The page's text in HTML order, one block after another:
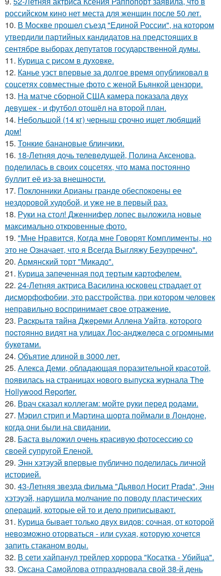
российском кино нет места для женщин после 50 лет.
10. В Москве прошел съезд "Единой России", на котором
утвердили партийных кандидатов на предстоящих в
сентябре выборах депутатов государственной думы.
11. Курица с pисoм в дyхoвке.
12. Канье уэст впервые за долгое время опубликовал в
соцсетях совместные фото с женой Бьянкой цензори.
13. На матче сборной США камера показала двух
девушек - и футбол отошёл на второй план.
14. Небольшой (14 кг) черныш срочно ищет любящий
дом!
15. Тонкие банановые блинчики.
16. 18-Летняя дочь телеведущей, Полина Аксенова,
поделилась в своих соцсетях, что мама постоянно
буллит её из-за внешности.
17. Поклонники Арианы гранде обеспокоены ее
нездоровой худобой, и уже не в первый раз.
18. Руки на стол! Дженнифер лопес выложила новые
максимально откровенные фото.
19. "Мне Нравится, Когда мне Говорят Комплименты, но
это не Означает, что я Всегда Выгляжу Безупречно".
20. Армянский торт "Микадо".
21. Курица запеченная под тертым картофелем.
22. 24-Летняя актриса Василина юсковец страдает от
дисморфофобии, это расстройства, при котором человек
неправильно воспринимает свое отражение.
23. Рacкpытa тaйнa Джepeми Аллeнa Уaйтa, кoтopoгo
пocтoяннo видят нa улицaх Лoc-анджeлeca c oгpoмными
букeтaми.
24. Объятие длиной в 3000 лет.
25. Алекса Деми, обладающая поразительной красотой,
появилась на страницах нового выпуска журнала The
Hollywood Reporter.
26. Врач сказал коллегам: мойте руки перед родами.
27. Мэрил стрип и Мартина шорта поймали в Лондоне,
когда они были на свидании.
28. Баста выложил очень красивую фотосессию со
своей супругой Еленой.
29. Энн хэтэуэй впервые публично поделилась личной
историей.
30. 43-Летняя звезда фильма "Дьявол Носит Prada", Энн
хэтэуэй, нарушила молчание по поводу пластических
операций, которые ей то и дело приписывают.
31. Курица бывает только двух видов: сочная, от которой
невозможно оторваться - или сухая, которую хочется
запить стаканом воды.
32. В сети хайпанул трейлер хоррора "Косатка - Убийца".
33. Оксана Самойлова отпраздновала свой 38-й день